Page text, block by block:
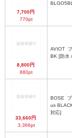
7,700円
770pt
8,800円
880pt
AVIOT
BK [防水
33,660円
3,366pt
BOSE
us
対応]